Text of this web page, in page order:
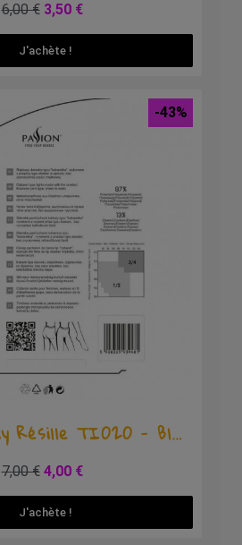
6,00 € 3,50 €
J'achète !
-43%
Collants sexy Résille TI020 - Blanc
7,00 € 4,00 €
J'achète !